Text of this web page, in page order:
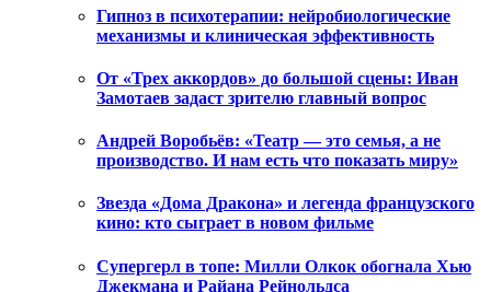
Гипноз в психотерапии: нейробиологические
механизмы и клиническая эффективность
От «Трех аккордов» до большой сцены: Иван
Замотаев задаст зрителю главный вопрос
Андрей Воробьёв: «Театр — это семья, а не
производство. И нам есть что показать миру»
Звезда «Дома Дракона» и легенда французского
кино: кто сыграет в новом фильме
Супергерл в топе: Милли Олкок обогнала Хью
Джекмана и Райана Рейнольдса